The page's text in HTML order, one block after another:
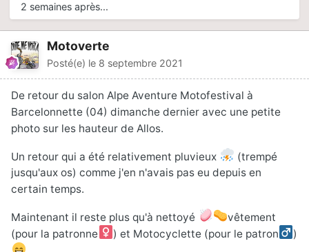
2 semaines après...
Motoverte
Posté(e) le 8 septembre 2021
De retour du salon Alpe Aventure Motofestival à
Barcelonnette (04) dimanche dernier avec une petite
photo sur les hauteur de Allos.
Un retour qui a été relativement pluvieux
(trempé
jusqu'aux os) comme j'en n'avais pas eu depuis en
certain temps.
Maintenant il reste plus qu'à nettoyé
vêtement
(pour la patronne
) et Motocyclette (pour le patron )